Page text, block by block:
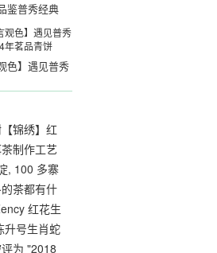
鉴普秀经典
、经典1908
色】遇见普秀
锦绣】红
外兼修的
制作工艺
与“发酵”
, 100 多寨
花朵将绽
茶都有什
红花生
升号生肖蛇
为 "2018